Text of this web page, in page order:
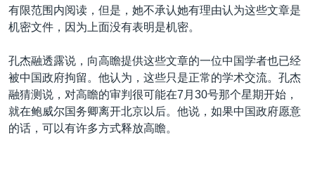
有限范围内阅读，但是，她不承认她有理由认为这些文章是
机密文件，因为上面没有表明是机密。
孔杰融透露说，向高瞻提供这些文章的一位中国学者也已经
被中国政府拘留。他认为，这些只是正常的学术交流。孔杰
融猜测说，对高瞻的审判很可能在7月30号那个星期开始，
就在鲍威尔国务卿离开北京以后。他说，如果中国政府愿意
的话，可以有许多方式释放高瞻。